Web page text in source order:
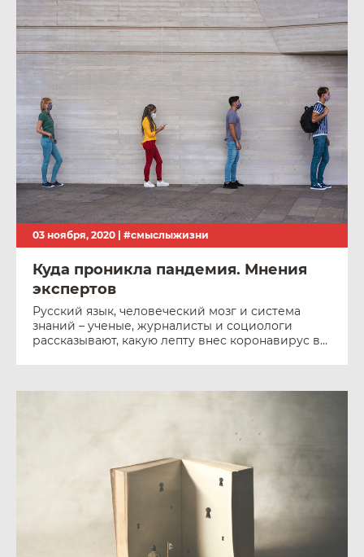
03 ноября, 2020 | #смыслыжизни
Куда проникла пандемия. Мнения
экспертов
Русский язык, человеческий мозг и система
знаний – ученые, журналисты и социологи
рассказывают, какую лепту внес коронавирус в